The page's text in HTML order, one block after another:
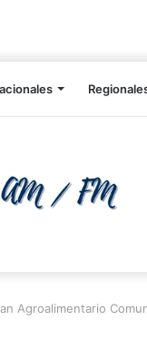
Agroalimentario